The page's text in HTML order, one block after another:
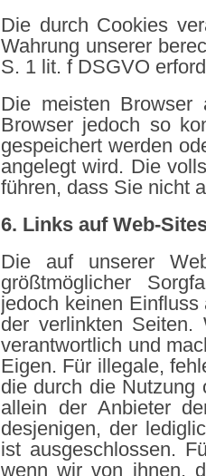
Die durch Cookies
Wahrung unserer
S. 1 lit. f DSGVO
Die meisten Browser
Browser jedoch so
gespeichert werden
angelegt wird. Die
führen, dass Sie nicht
6. Links auf Web-
Die auf unserer
größtmöglicher
jedoch keinen
der verlinkten
verantwortlich und
Eigen. Für illegale,
die durch die Nutzung
allein der Anbieter
desjenigen, der
ist ausgeschlossen.
wenn wir von ihnen,